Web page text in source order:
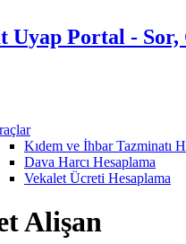
Uyap Portal - Sor,
Kıdem ve İhbar Tazminatı
Dava Harcı Hesaplama
Vekalet Ücreti Hesaplama
Alişan